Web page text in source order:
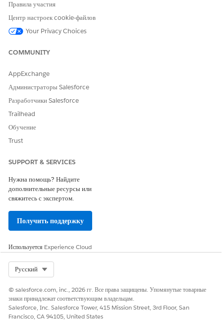
The CSV file downloads to your computer.
ЭТА СТАТЬЯ РЕШИЛА ВАШУ ПРОБЛЕМУ?
Правила участия
Центр настроек cookie-файлов
Your Privacy Choices
COMMUNITY
AppExchange
Администраторы Salesforce
Разработчики Salesforce
Trailhead
Обучение
Trust
SUPPORT & SERVICES
Нужна помощь? Найдите
дополнительные ресурсы или
свяжитесь с экспертом.
Получить поддержку
Используется Experience Cloud
Русский
© salesforce.com, inc., 2026 гг. Все права защищены. Упомянутые товарные
знаки принадлежат соответствующим владельцам.
Salesforce, Inc. Salesforce Tower, 415 Mission Street, 3rd Floor, San
Francisco, CA 94105, United States